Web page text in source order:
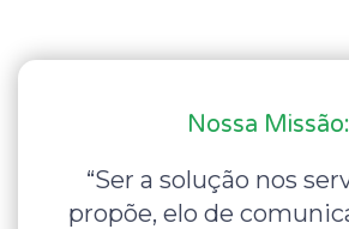
Nossa Missão:
“Ser a solução nos
propõe, elo de